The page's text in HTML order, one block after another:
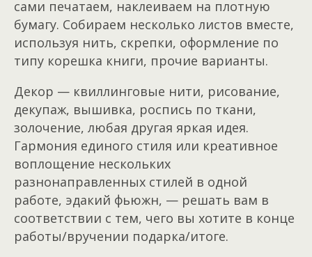
сами печатаем, наклеиваем на плотную
бумагу. Собираем несколько листов вместе,
используя нить, скрепки, оформление по
типу корешка книги, прочие варианты.
Декор — квиллинговые нити, рисование,
декупаж, вышивка, роспись по ткани,
золочение, любая другая яркая идея.
Гармония единого стиля или креативное
воплощение нескольких
разнонаправленных стилей в одной
работе, эдакий фьюжн, — решать вам в
соответствии с тем, чего вы хотите в конце
работы/вручении подарка/итоге.